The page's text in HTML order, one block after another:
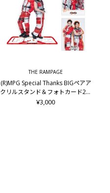
THE RAMPAGE
(R)MPG Special Thanks BIGペアア
クリルスタンド＆フォトカード2枚
セット/龍&後藤拓磨
¥3,000